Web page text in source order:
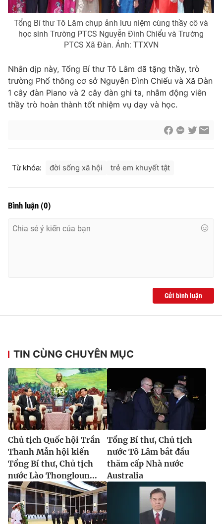
Cơ quan báo chí:Thời báo VTV
Giấy phép hoạt động báo in và báo điện tử số 483/GP-BTTTT
cấp ngày 29/12/2023
Vũ Thanh Thủy
Phó Tổng Biên tập:
Nguyễn Thị Mỹ Hạnh, Phạm Quốc Thắng,
Nguyễn Trọng Ninh
Tổng đài VTV:
024.38 355 931 - 024.38 355 932
Ðiện thoại Thời báo VTV:024.66 897 897
Tổng Bí thư Tô Lâm chụp ảnh lưu niệm cùng thầy cô và
học sinh Trường PTCS Nguyễn Đình Chiểu và Trường
PTCS Xã Đàn. Ảnh: TTXVN
Nhân dịp này, Tổng Bí thư Tô Lâm đã tặng thầy, trò
trường Phổ thông cơ sở Nguyễn Đình Chiểu và Xã Đàn
1 cây đàn Piano và 2 cây đàn ghi ta, nhằm động viên
thầy trò hoàn thành tốt nhiệm vụ dạy và học.
Từ khóa: đời sống xã hội trẻ em khuyết tật
Bình luận (0)
Gửi bình luận
TIN CÙNG CHUYÊN MỤC
Chủ tịch Quốc hội Trần
Thanh Mẫn hội kiến
Tổng Bí thư, Chủ tịch
nước Lào Thongloun...
Tổng Bí thư, Chủ tịch
nước Tô Lâm bắt đầu
thăm cấp Nhà nước
Australia